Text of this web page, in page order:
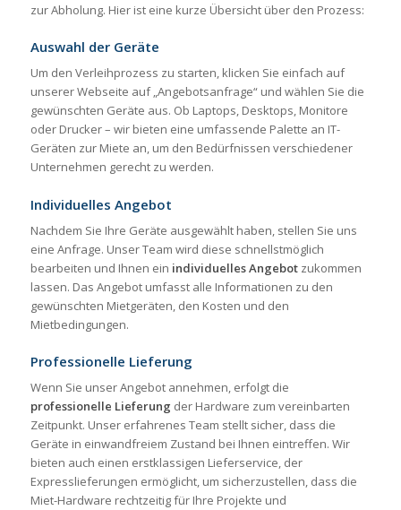
zur Abholung. Hier ist eine kurze Übersicht über den Prozess:
Auswahl der Geräte
Um den Verleihprozess zu starten, klicken Sie einfach auf
unserer Webseite auf „Angebotsanfrage“ und wählen Sie die
gewünschten Geräte aus. Ob Laptops, Desktops, Monitore
oder Drucker – wir bieten eine umfassende Palette an IT-
Geräten zur Miete an, um den Bedürfnissen verschiedener
Unternehmen gerecht zu werden.
Individuelles Angebot
Nachdem Sie Ihre Geräte ausgewählt haben, stellen Sie uns
eine Anfrage. Unser Team wird diese schnellstmöglich
bearbeiten und Ihnen ein individuelles Angebotzukommen
lassen. Das Angebot umfasst alle Informationen zu den
gewünschten Mietgeräten, den Kosten und den
Mietbedingungen.
Professionelle Lieferung
Wenn Sie unser Angebot annehmen, erfolgt die
professionelle Lieferung der Hardware zum vereinbarten
Zeitpunkt. Unser erfahrenes Team stellt sicher, dass die
Geräte in einwandfreiem Zustand bei Ihnen eintreffen. Wir
bieten auch einen erstklassigen Lieferservice, der
Expresslieferungen ermöglicht, um sicherzustellen, dass die
Miet-Hardware rechtzeitig für Ihre Projekte und